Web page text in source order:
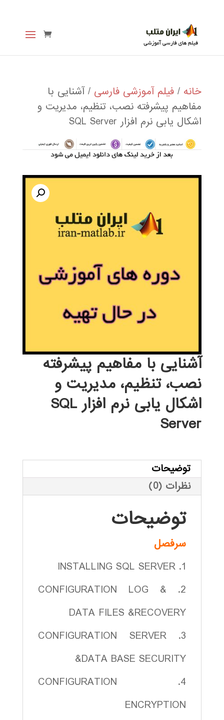
خانه / فیلم آموزشی فارسی / آشنایی با
مفاهیم پیشرفته نصب، تنظیم، مدیریت و
اشکال یابی نرم افزار SQL Server
آشنایی با مفاهیم پیشرفته
نصب، تنظیم، مدیریت و
اشکال یابی نرم افزار SQL
Server
توضیحات
نظرات (0)
توضیحات
سرفصل
1. INSTALLING SQL SERVER
2. CONFIGURATION LOG &
DATA FILES &RECOVERY
3. CONFIGURATION SERVER
&DATA BASE SECURITY
4. CONFIGURATION
ENCRYPTION